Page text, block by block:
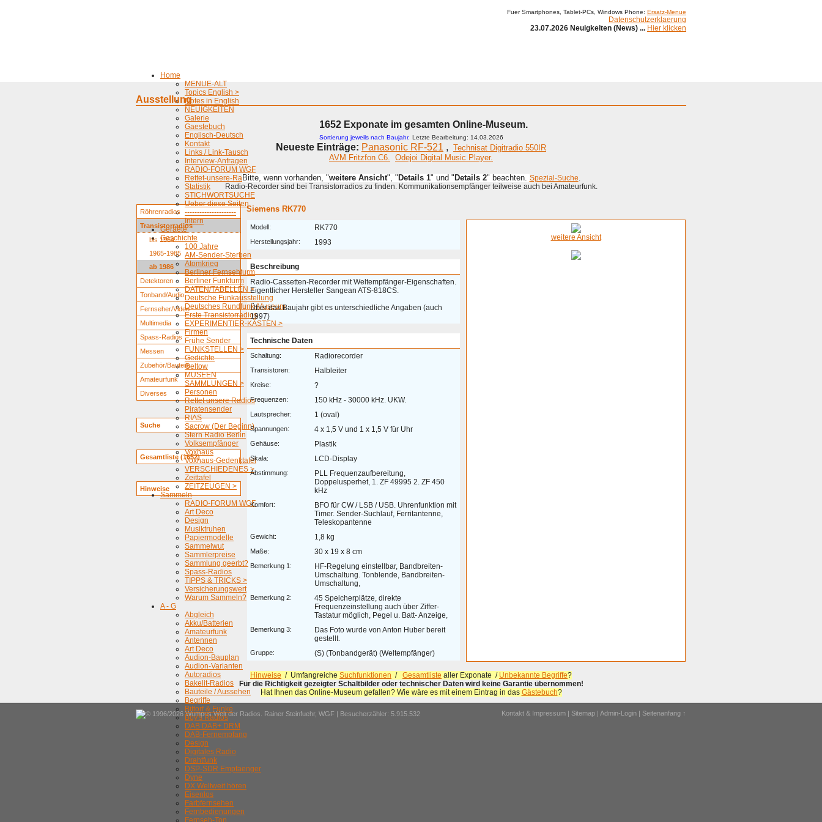
Fuer Smartphones, Tablet-PCs, Windows Phone: Ersatz-Menue
Datenschutzerklaerung
23.07.2026 Neuigkeiten (News) ... Hier klicken
Home
MENUE-ALT
Topics English >
Notes in English
NEUIGKEITEN
Galerie
Gaestebuch
Englisch-Deutsch
Kontakt
Links / Link-Tausch
Interview-Anfragen
RADIO-FORUM WGF
Rettet-unsere-Radios
Statistik
STICHWORTSUCHE
Ueber diese Seiten
---------------------
Intern
Geraete
Geschichte
100 Jahre
AM-Sender-Sterben
Atomkrieg
Berliner Fernsehturm
Berliner Funkturm
DATEN/TABELLEN >
Deutsche Funkausstellung
Deutsches Rundfunk-Museum
Erste Transistorradios
EXPERIMENTIER-KÄSTEN >
Firmen
Frühe Sender
FUNKSTELLEN >
Gedichte
Geltow
MUSEEN
SAMMLUNGEN >
Personen
Rettet unsere Radios
Piratensender
RIAS
Sacrow (Der Beginn)
Stern Radio Berlin
Volksempfänger
Voxhaus
Voxhaus-Gedenktafel
VERSCHIEDENES >
Zeittafel
ZEITZEUGEN >
Sammeln
RADIO-FORUM WGF
Art Deco
Design
Musiktruhen
Papiermodelle
Sammelwut
Sammlerpreise
Sammlung geerbt?
Spass-Radios
TIPPS & TRICKS >
Versicherungswert
Warum Sammeln?
A - G
Abgleich
Akku/Batterien
Amateurfunk
Antennen
Art Deco
Audion-Bauplan
Audion-Varianten
Autoradios
Bakelit-Radios
Bauteile / Aussehen
Begriffe
Bittorf & Funke
Boy's Radios
DAB DAB+ DRM
DAB-Fernempfang
Design
Digitales Radio
Drahtfunk
DSP-SDR Empfaenger
Dyne
DX Weltweit hören
Eisenlos
Farbfernsehen
Fernbedienungen
Fernseh-Ton
Ausstellung
1652 Exponate im gesamten Online-Museum.
Sortierung jeweils nach Baujahr. Letzte Bearbeitung: 14.03.2026
Neueste Einträge: Panasonic RF-521 , Technisat Digitradio 550IR
AVM Fritzfon C6. Odejoi Digital Music Player.
Bitte, wenn vorhanden, "weitere Ansicht", " Details 1" und " Details 2" beachten. Spezial-Suche.
Radio-Recorder sind bei Transistorradios zu finden. Kommunikationsempfänger teilweise auch bei Amateurfunk.
Röhrenradios
Transistorradios
bis 1964
1965-1985
ab 1986
Detektoren
Tonband/Audio
Fernseher/Video
Multimedia
Spass-Radios
Messen
Zubehör/Bauteile
Amateurfunk
Diverses
Suche
Gesamtliste (1652)
Hinweise
Siemens RK770
Modell: RK770
Herstellungsjahr: 1993
Beschreibung
Radio-Cassetten-Recorder mit Weltempfänger-Eigenschaften.
Eigentlicher Hersteller Sangean ATS-818CS.
Über das Baujahr gibt es unterschiedliche Angaben (auch
1997)
Technische Daten
Schaltung: Radiorecorder
Transistoren: Halbleiter
Kreise: ?
Frequenzen: 150 kHz - 30000 kHz. UKW.
Lautsprecher: 1 (oval)
Spannungen: 4 x 1,5 V und 1 x 1,5 V für Uhr
Gehäuse: Plastik
Skala: LCD-Display
Abstimmung:
PLL Frequenzaufbereitung,
Doppelusperhet, 1. ZF 49995 2. ZF 450
kHz
Komfort:
BFO für CW / LSB / USB. Uhrenfunktion mit
Timer. Sender-Suchlauf, Ferritantenne,
Teleskopantenne
Gewicht: 1,8 kg
Maße: 30 x 19 x 8 cm
Bemerkung 1:
HF-Regelung einstellbar, Bandbreiten-
Umschaltung. Tonblende, Bandbreiten-
Umschaltung,
Bemerkung 2:
45 Speicherplätze, direkte
Frequenzeinstellung auch über Ziffer-
Tastatur möglich, Pegel u. Batt- Anzeige,
Bemerkung 3:
Das Foto wurde von Anton Huber bereit
gestellt.
Gruppe: (S) (Tonbandgerät) (Weltempfänger)
weitere Ansicht
Hinweise / Umfangreiche Suchfunktionen / Gesamtliste aller Exponate / Unbekannte Begriffe?
Für die Richtigkeit gezeigter Schaltbilder oder technischer Daten wird keine Garantie übernommen!
Hat Ihnen das Online-Museum gefallen? Wie wäre es mit einem Eintrag in das Gästebuch?
© 1996/2026 Wumpus Welt der Radios. Rainer Steinfuehr, WGF | Besucherzähler: 5.915.532 Kontakt & Impressum | Sitemap | Admin-Login | Seitenanfang ↑